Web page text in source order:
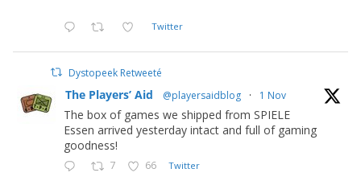
Twitter
Dystopeek Retweeté
The Players’ Aid @playersaidblog · 1 Nov
The box of games we shipped from SPIELE
Essen arrived yesterday intact and full of gaming
goodness!
7 66 Twitter